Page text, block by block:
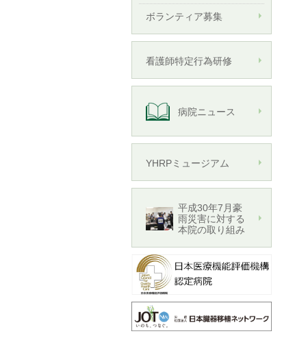
ボランティア募集
看護師特定行為研修
病院ニュース
YHRPミュージアム
平成30年7月豪
雨災害に対する
本院の取り組み